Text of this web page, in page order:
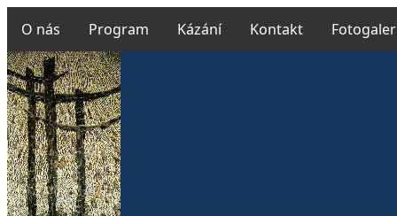
O nás Program Kázání Kontakt